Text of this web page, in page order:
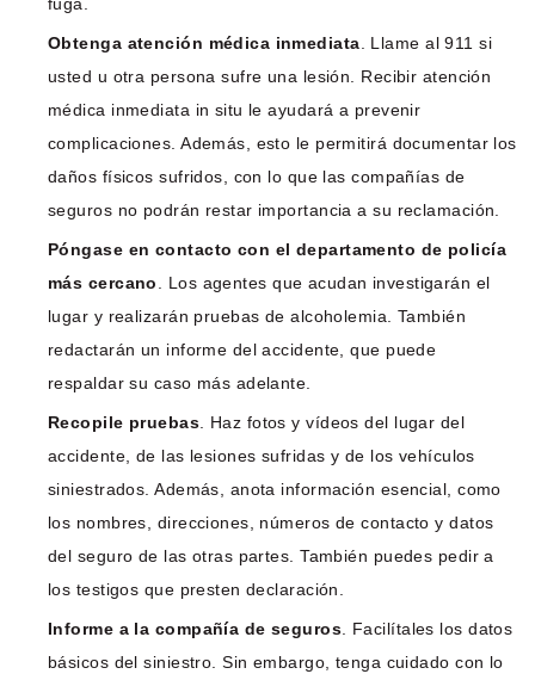
fuga.
Obtenga atención médica inmediata. Llame al 911 si
usted u otra persona sufre una lesión. Recibir atención
médica inmediata in situ le ayudará a prevenir
complicaciones. Además, esto le permitirá documentar los
daños físicos sufridos, con lo que las compañías de
seguros no podrán restar importancia a su reclamación.
Póngase en contacto con el departamento de policía
más cercano. Los agentes que acudan investigarán el
lugar y realizarán pruebas de alcoholemia. También
redactarán un informe del accidente, que puede
respaldar su caso más adelante.
Recopile pruebas. Haz fotos y vídeos del lugar del
accidente, de las lesiones sufridas y de los vehículos
siniestrados. Además, anota información esencial, como
los nombres, direcciones, números de contacto y datos
del seguro de las otras partes. También puedes pedir a
los testigos que presten declaración.
Informe a la compañía de seguros. Facilítales los datos
básicos del siniestro. Sin embargo, tenga cuidado con lo